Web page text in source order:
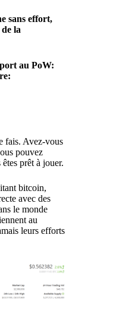
sans effort,
la
au PoW:
fais. Avez-vous
pouvez
prêt à jouer.
bitcoin,
avec des
le monde
au
leurs efforts